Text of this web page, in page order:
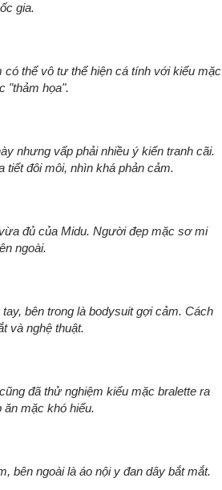
gia.
thể vô tư thể hiện cá tính với kiểu mặc
"thảm họa".
nhưng vấp phải nhiều ý kiến tranh cãi.
tiết đôi môi, nhìn khá phản cảm.
đủ của Midu. Người đẹp mặc sơ mi
ngoài.
bên trong là bodysuit gợi cảm. Cách
và nghệ thuật.
đã thử nghiệm kiểu mặc bralette ra
ăn mặc khó hiểu.
bên ngoài là áo nội y đan dây bắt mắt.